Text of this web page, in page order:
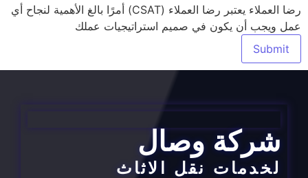
رضا العملاء يعتبر رضا العملاء (CSAT) أمرًا بالغ الأهمية لنجاح أي
عمل ويجب أن يكون في صميم استراتيجيات عملك
Submit
شركة وصال
لخدمات نقل الاثاث